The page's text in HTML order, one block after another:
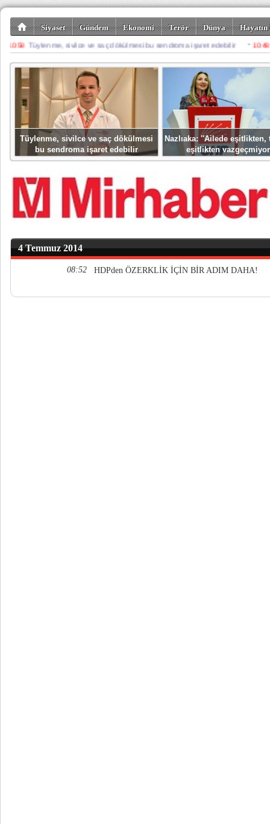
Siyaset Gündem Ekonomi Terör Dünya
Kültür-Sanat
Bilim-Teknoloji Gezi-Turizm Spor Misafir
Tüylenme, sivilce ve saç dökülmesi
bu sendroma işaret edebilir
Nazlıaka: ''Ailede eşitlikten,
eşitlikten
4 Temmuz 2014
08:52 HDPden ÖZERKLİK İÇİN BİR ADIM DAHA!